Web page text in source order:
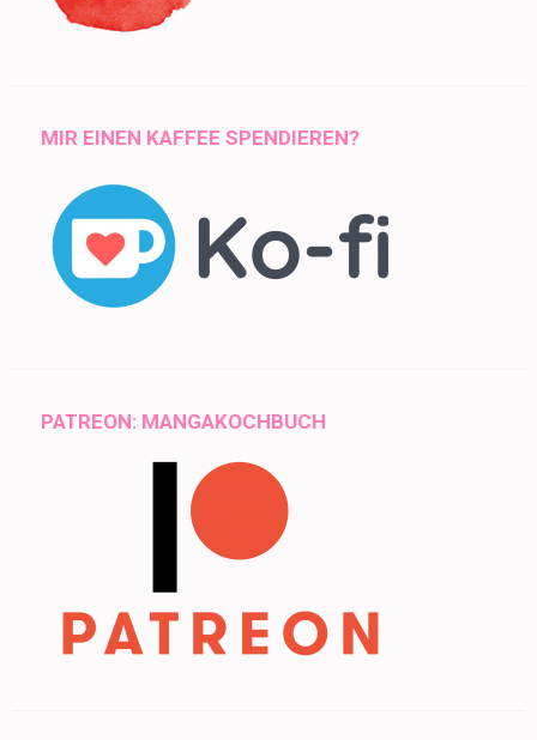
MIR EINEN KAFFEE SPENDIEREN?
PATREON: MANGAKOCHBUCH